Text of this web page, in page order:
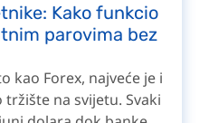
Kako funkcio
parovima bez
kao Forex, najveće je i
na svijetu. Svaki